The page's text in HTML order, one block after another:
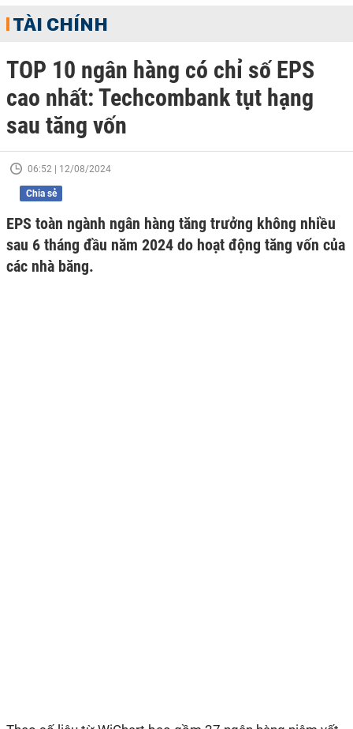
TÀI CHÍNH
TOP 10 ngân hàng có chỉ số EPS
cao nhất: Techcombank tụt hạng
sau tăng vốn
06:52 | 12/08/2024
Chia sẻ
EPS toàn ngành ngân hàng tăng trưởng không nhiều
sau 6 tháng đầu năm 2024 do hoạt động tăng vốn của
các nhà băng.